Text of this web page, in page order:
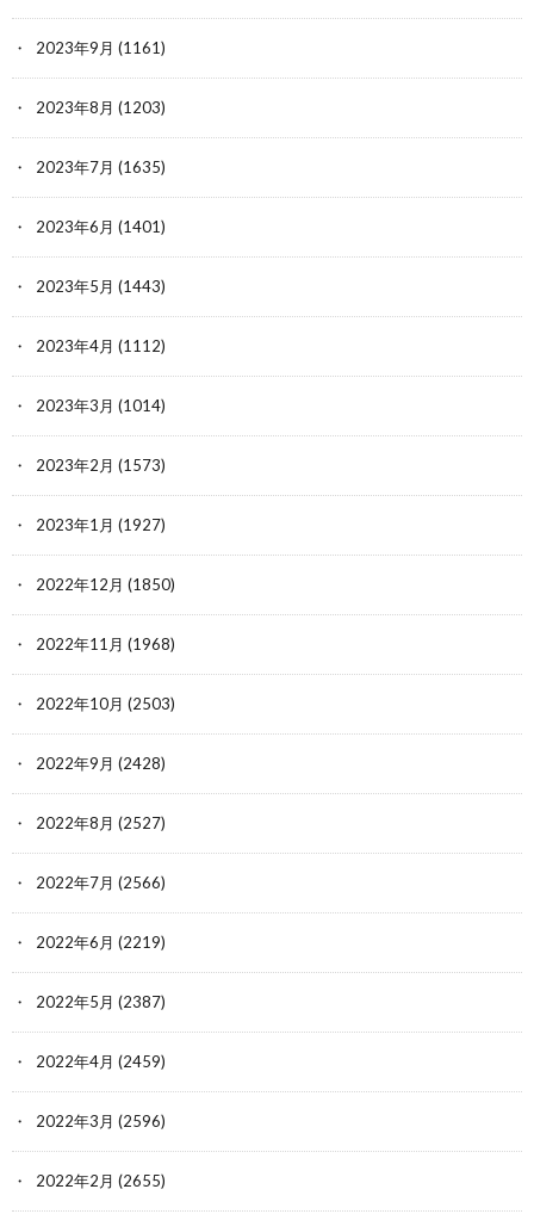
2023年9月 (1161)
2023年8月 (1203)
2023年7月 (1635)
2023年6月 (1401)
2023年5月 (1443)
2023年4月 (1112)
2023年3月 (1014)
2023年2月 (1573)
2023年1月 (1927)
2022年12月 (1850)
2022年11月 (1968)
2022年10月 (2503)
2022年9月 (2428)
2022年8月 (2527)
2022年7月 (2566)
2022年6月 (2219)
2022年5月 (2387)
2022年4月 (2459)
2022年3月 (2596)
2022年2月 (2655)